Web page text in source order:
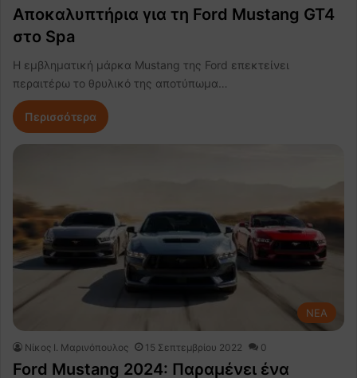
Αποκαλυπτήρια για τη Ford Mustang GT4
στο Spa
Η εμβληματική μάρκα Mustang της Ford επεκτείνει
περαιτέρω τo θρυλικό της αποτύπωμα…
Περισσότερα
NEA
Nίκος Ι. Mαρινόπουλος 15 Σεπτεμβρίου 2022 0
Ford Mustang 2024: Παραμένει ένα